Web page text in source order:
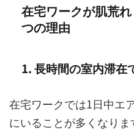
在宅ワークが肌荒
つの理由
1. 長時間の室内滞在
在宅ワークでは1日中エ
にいることが多くなり